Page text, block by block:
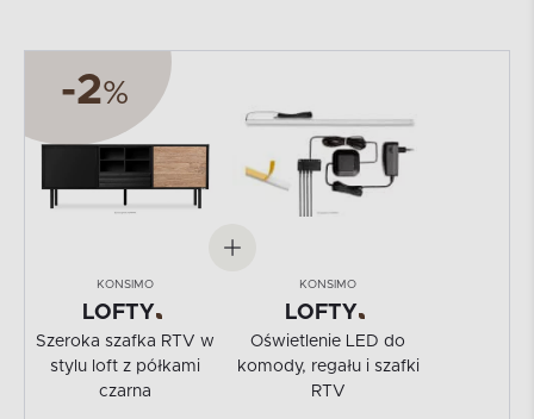
-2%
KONSIMO
LOFTY
Szeroka szafka RTV w
stylu loft z półkami
czarna
KONSIMO
LOFTY
Oświetlenie LED do
komody, regału i szafki
RTV